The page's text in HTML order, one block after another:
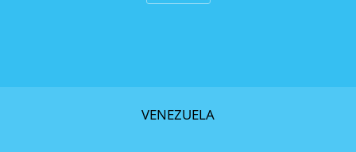
VENEZUELA